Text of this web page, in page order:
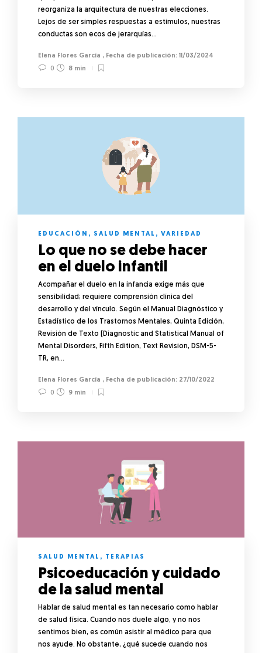
reorganiza la arquitectura de nuestras elecciones.
Lejos de ser simples respuestas a estímulos, nuestras
conductas son ecos de jerarquías…
Elena Flores García ,
11/03/2024
0
8 min
EDUCACIÓN , SALUD MENTAL , VARIEDAD
Lo que no se debe hacer
en el duelo infantil
Acompañar el duelo en la infancia exige más que
sensibilidad; requiere comprensión clínica del
desarrollo y del vínculo. Según el Manual Diagnóstico y
Estadístico de los Trastornos Mentales, Quinta Edición,
Revisión de Texto (Diagnostic and Statistical Manual of
Mental Disorders, Fifth Edition, Text Revision, DSM-5-
TR, en…
Elena Flores García ,
27/10/2022
0
9 min
SALUD MENTAL , TERAPIAS
Psicoeducación y cuidado
de la salud mental
Hablar de salud mental es tan necesario como hablar
de salud física. Cuando nos duele algo, y no nos
sentimos bien, es común asistir al médico para que
nos ayude. No obstante, ¿qué sucede cuando nos